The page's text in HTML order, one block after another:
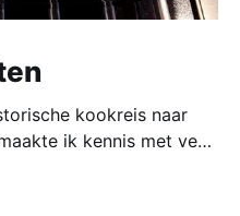
kookreis naar
ik kennis met veel